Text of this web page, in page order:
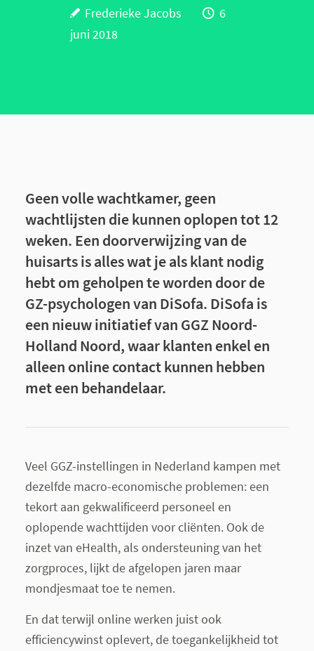
Frederieke Jacobs
6
juni 2018
Geen volle wachtkamer, geen
wachtlijsten die kunnen oplopen tot 12
weken. Een doorverwijzing van de
huisarts is alles wat je als klant nodig
hebt om geholpen te worden door de
GZ-psychologen van DiSofa. DiSofa is
een nieuw initiatief van GGZ Noord-
Holland Noord, waar klanten enkel en
alleen online contact kunnen hebben
met een behandelaar.
Veel GGZ-instellingen in Nederland kampen met
dezelfde macro-economische problemen: een
tekort aan gekwalificeerd personeel en
oplopende wachttijden voor cliënten. Ook de
inzet van eHealth, als ondersteuning van het
zorgproces, lijkt de afgelopen jaren maar
mondjesmaat toe te nemen.
En dat terwijl online werken juist ook
efficiencywinst oplevert, de toegankelijkheid tot